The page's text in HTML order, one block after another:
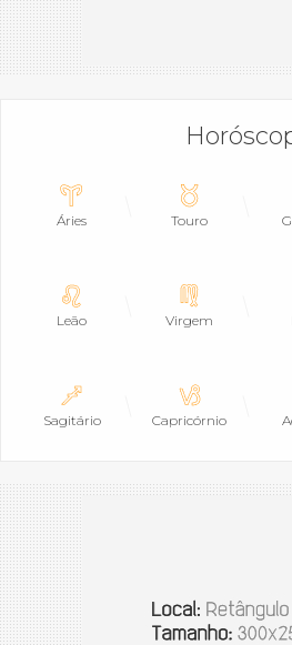
Áries Touro
Leão Virgem
Sagitário Capricórnio